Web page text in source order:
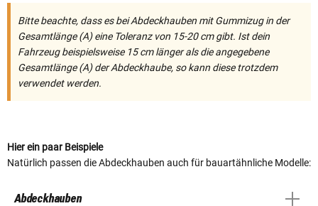
Bitte beachte, dass es bei Abdeckhauben mit Gummizug in der
Gesamtlänge (A) eine Toleranz von 15-20 cm gibt. Ist dein
Fahrzeug beispielsweise 15 cm länger als die angegebene
Gesamtlänge (A) der Abdeckhaube, so kann diese trotzdem
verwendet werden.
Hier ein paar Beispiele
Natürlich passen die Abdeckhauben auch für bauartähnliche Modelle:
Abdeckhauben